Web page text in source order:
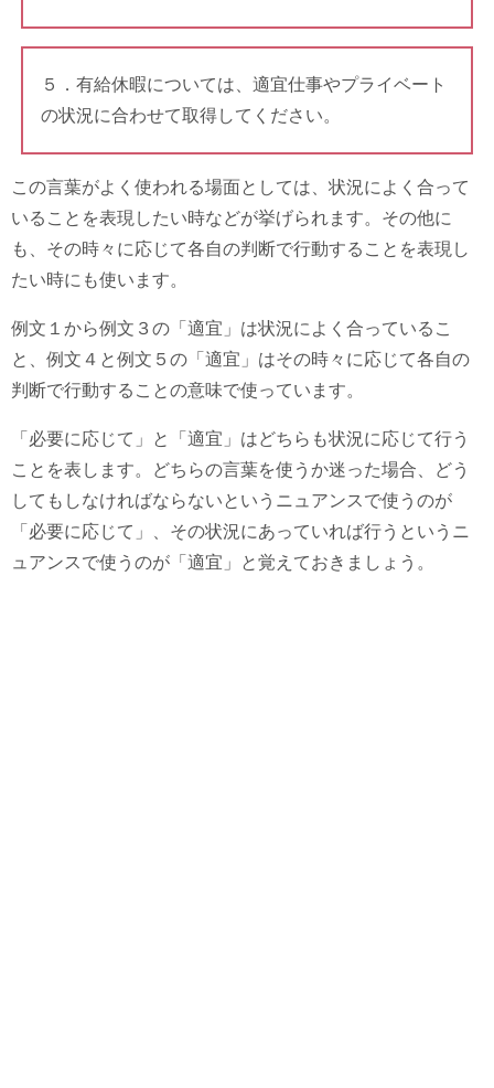
５．有給休暇については、適宜仕事やプライベート
の状況に合わせて取得してください。
この言葉がよく使われる場面としては、状況によく合って
いることを表現したい時などが挙げられます。その他に
も、その時々に応じて各自の判断で行動することを表現し
たい時にも使います。
例文１から例文３の「適宜」は状況によく合っているこ
と、例文４と例文５の「適宜」はその時々に応じて各自の
判断で行動することの意味で使っています。
「必要に応じて」と「適宜」はどちらも状況に応じて行う
ことを表します。どちらの言葉を使うか迷った場合、どう
してもしなければならないというニュアンスで使うのが
「必要に応じて」、その状況にあっていれば行うというニ
ュアンスで使うのが「適宜」と覚えておきましょう。